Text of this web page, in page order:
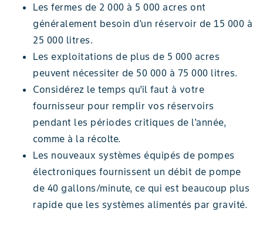
Les fermes de 2 000 à 5 000 acres ont
généralement besoin d'un réservoir de 15 000 à
25 000 litres.
Les exploitations de plus de 5 000 acres
peuvent nécessiter de 50 000 à 75 000 litres.
Considérez le temps qu’il faut à votre
fournisseur pour remplir vos réservoirs
pendant les périodes critiques de l'année,
comme à la récolte.
Les nouveaux systèmes équipés de pompes
électroniques fournissent un débit de pompe
de 40 gallons/minute, ce qui est beaucoup plus
rapide que les systèmes alimentés par gravité.